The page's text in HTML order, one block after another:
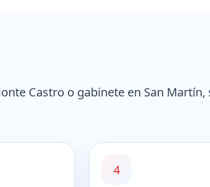
Castro o gabinete en San Martín,
4